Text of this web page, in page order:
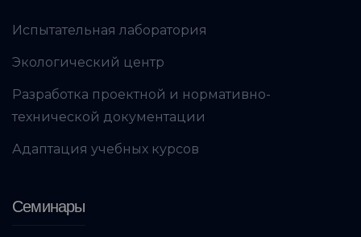
Испытательная лаборатория
Экологический центр
Разработка проектной и нормативно-
технической документации
Адаптация учебных курсов
Семинары